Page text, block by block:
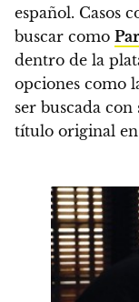
español. Casos
buscar como
dentro de la
opciones como
ser buscada
título original en